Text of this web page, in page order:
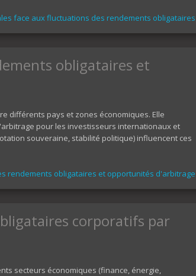
face aux fluctuations des rendements obligataires
obligataires et
différents pays et zones économiques. Elle
pour les investisseurs internationaux et
souveraine, stabilité politique) influencent ces
rendements obligataires et opportunités d'arbitrage
corporatifs par
secteurs économiques (finance, énergie,